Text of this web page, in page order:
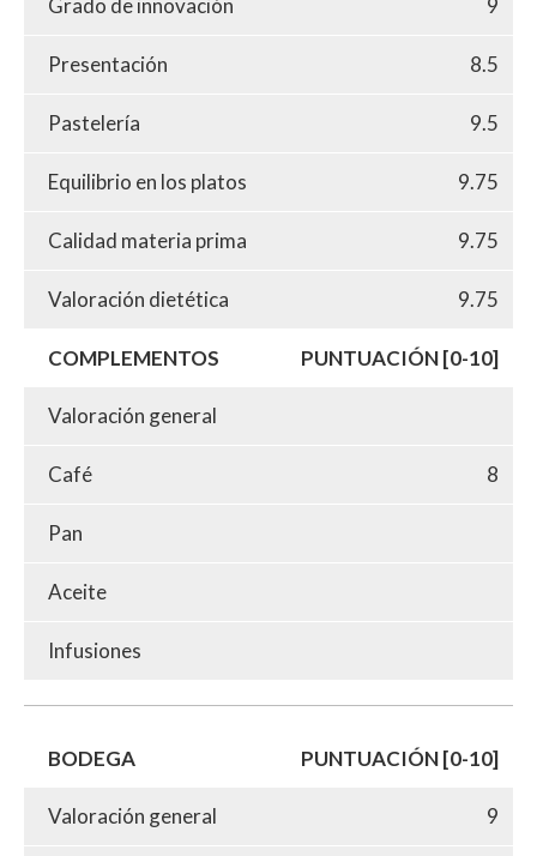
Presentación 8.5
Pastelería 9.5
Equilibrio en los platos 9.75
Calidad materia prima 9.75
Valoración dietética 9.75
COMPLEMENTOS PUNTUACIÓN [0-10]
Valoración general
Café 8
Pan
Aceite
Infusiones
BODEGA PUNTUACIÓN [0-10]
Valoración general 9